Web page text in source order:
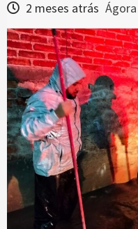
2 meses atrás